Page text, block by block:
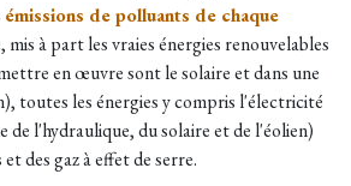
émissions de polluants de chaque
à part les vraies énergies renouvelables
en œuvre sont le solaire et dans une
toutes les énergies y compris l'électricité
de l'hydraulique, du solaire et de l'éolien)
des gaz à effet de serre.